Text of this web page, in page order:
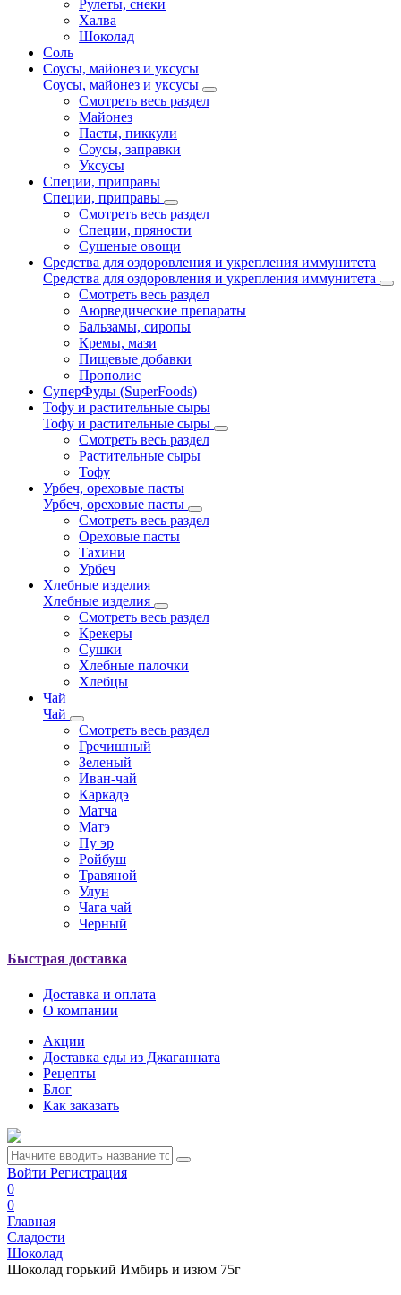
Рулеты, снеки
Халва
Шоколад
Соль
Соусы, майонез и уксусы
Соусы, майонез и уксусы
Смотреть весь раздел
Майонез
Пасты, пиккули
Соусы, заправки
Уксусы
Специи, приправы
Специи, приправы
Смотреть весь раздел
Специи, пряности
Сушеные овощи
Средства для оздоровления и укрепления иммунитета
Средства для оздоровления и укрепления иммунитета
Смотреть весь раздел
Аюрведические препараты
Бальзамы, сиропы
Кремы, мази
Пищевые добавки
Прополис
СуперФуды (SuperFoods)
Тофу и растительные сыры
Тофу и растительные сыры
Смотреть весь раздел
Растительные сыры
Тофу
Урбеч, ореховые пасты
Урбеч, ореховые пасты
Смотреть весь раздел
Ореховые пасты
Тахини
Урбеч
Хлебные изделия
Хлебные изделия
Смотреть весь раздел
Крекеры
Сушки
Хлебные палочки
Хлебцы
Чай
Чай
Смотреть весь раздел
Гречишный
Зеленый
Иван-чай
Каркадэ
Матча
Матэ
Пу эр
Ройбуш
Травяной
Улун
Чага чай
Черный
Быстрая доставка
Доставка и оплата
О компании
Акции
Доставка еды из Джаганната
Рецепты
Блог
Как заказать
Войти Регистрация
0
0
Главная
Сладости
Шоколад
Шоколад горький Имбирь и изюм 75г